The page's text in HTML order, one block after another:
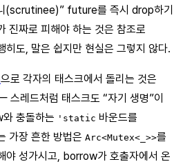
(scrutinee)” future를 즉시 drop하기
진짜로 피해야 하는 것은 참조로
히도, 말은 쉽지만 현실은 그렇지 않다.
으로 각자의 태스크에서 돌리는 것은
레드처럼 태스크도 “자기 생명”이
충돌하는 'static 바운드를
가장 흔한 방법은 Arc<Mutex<_>>를
야 성가시고, borrow가 호출자에서 온